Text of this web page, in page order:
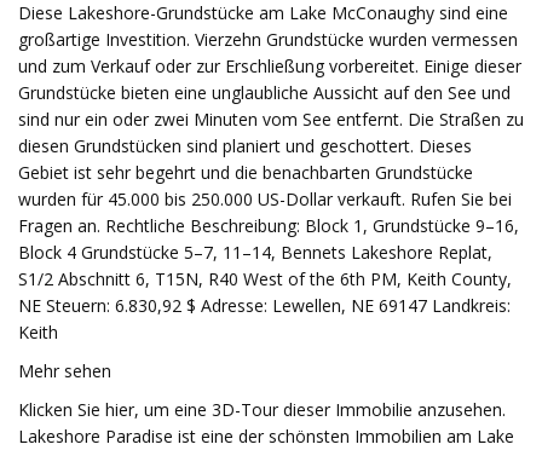
Diese Lakeshore-Grundstücke am Lake McConaughy sind eine
großartige Investition. Vierzehn Grundstücke wurden vermessen
und zum Verkauf oder zur Erschließung vorbereitet. Einige dieser
Grundstücke bieten eine unglaubliche Aussicht auf den See und
sind nur ein oder zwei Minuten vom See entfernt. Die Straßen zu
diesen Grundstücken sind planiert und geschottert. Dieses
Gebiet ist sehr begehrt und die benachbarten Grundstücke
wurden für 45.000 bis 250.000 US-Dollar verkauft. Rufen Sie bei
Fragen an. Rechtliche Beschreibung: Block 1, Grundstücke 9–16,
Block 4 Grundstücke 5–7, 11–14, Bennets Lakeshore Replat,
S1/2 Abschnitt 6, T15N, R40 West of the 6th PM, Keith County,
NE Steuern: 6.830,92 $ Adresse: Lewellen, NE 69147 Landkreis:
Keith
Mehr sehen
Klicken Sie hier, um eine 3D-Tour dieser Immobilie anzusehen.
Lakeshore Paradise ist eine der schönsten Immobilien am Lake